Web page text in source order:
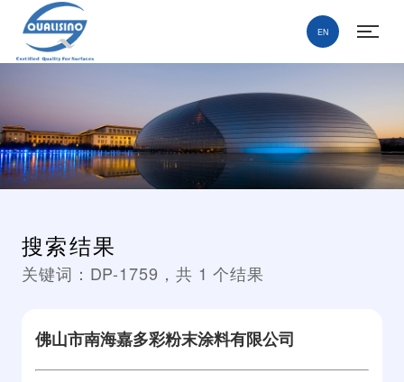
EN
搜索结果
关键词： DP-1759 ，共 1 个结果
佛山市南海嘉多彩粉末涂料有限公司